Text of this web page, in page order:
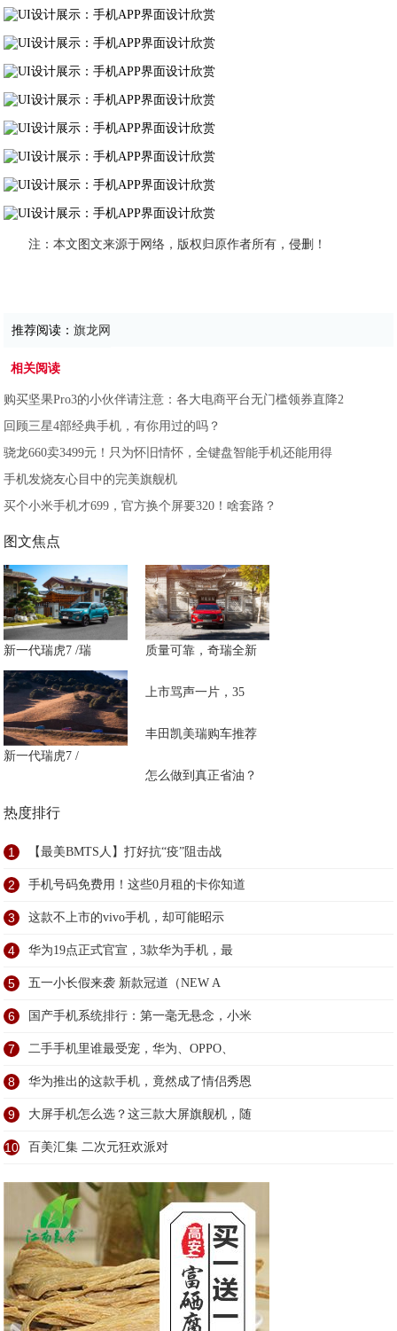
注：本文图文来源于网络，版权归原作者所有，侵删！
推荐阅读：旗龙网
相关阅读
购买坚果Pro3的小伙伴请注意：各大电商平台无门槛领券直降2
回顾三星4部经典手机，有你用过的吗？
骁龙660卖3499元！只为怀旧情怀，全键盘智能手机还能用得
手机发烧友心目中的完美旗舰机
买个小米手机才699，官方换个屏要320！啥套路？
图文焦点
新一代瑞虎7 /瑞 质量可靠，奇瑞全新
新一代瑞虎7 /
上市骂声一片，35
丰田凯美瑞购车推荐
怎么做到真正省油？
热度排行
1 【最美BMTS人】打好抗“疫”阻击战
2 手机号码免费用！这些0月租的卡你知道
3 这款不上市的vivo手机，却可能昭示
4 华为19点正式官宣，3款华为手机，最
5 五一小长假来袭 新款冠道（NEW A
6 国产手机系统排行：第一毫无悬念，小米
7 二手手机里谁最受宠，华为、OPPO、
8 华为推出的这款手机，竟然成了情侣秀恩
9 大屏手机怎么选？这三款大屏旗舰机，随
10 百美汇集 二次元狂欢派对